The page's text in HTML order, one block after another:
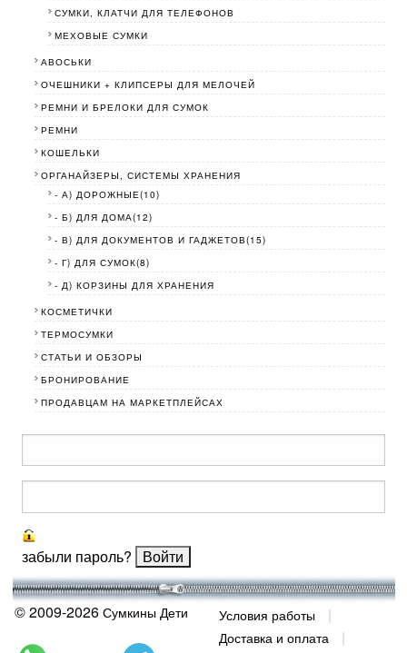
СУМКИ, КЛАТЧИ ДЛЯ ТЕЛЕФОНОВ
МЕХОВЫЕ СУМКИ
АВОСЬКИ
ОЧЕШНИКИ + КЛИПСЕРЫ ДЛЯ МЕЛОЧЕЙ
РЕМНИ И БРЕЛОКИ ДЛЯ СУМОК
РЕМНИ
КОШЕЛЬКИ
ОРГАНАЙЗЕРЫ, СИСТЕМЫ ХРАНЕНИЯ
- А) ДОРОЖНЫЕ(10)
- Б) ДЛЯ ДОМА(12)
- В) ДЛЯ ДОКУМЕНТОВ И ГАДЖЕТОВ(15)
- Г) ДЛЯ СУМОК(8)
- Д) КОРЗИНЫ ДЛЯ ХРАНЕНИЯ
КОСМЕТИЧКИ
ТЕРМОСУМКИ
СТАТЬИ И ОБЗОРЫ
БРОНИРОВАНИЕ
ПРОДАВЦАМ НА МАРКЕТПЛЕЙСАХ
забыли пароль?
© 2009-2026 Сумкины Дети
Условия работы
Доставка и оплата